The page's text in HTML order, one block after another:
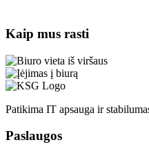
Kaip mus rasti
Patikima IT apsauga ir
Paslaugos